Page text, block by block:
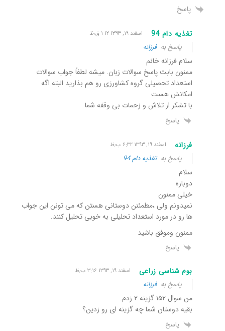
پاسخ
تغذیه دام 94 اسفند ۱۹, ۱۳۹۳ ۱:۱۲ ق٫ظ
پاسخ بهفرزانه
سلام فرزانه خانم
ممنون بابت پاسخ سوالات زبان. میشه لطفاً جواب سوالات
استعداد تحصیلی گروه کشاورزی رو هم بذارید البته اگه
امکانش هست
با تشکر از تلاش و زحمات بی وقفه شما
پاسخ
فرزانه اسفند ۱۹, ۱۳۹۳ ۶:۳۲ ب٫ظ
پاسخ بهتغذیه دام 94
سلام
دوباره
خیلی ممنون
نمیدونم ولی ،مطمئنن دوستانی هستن که می تونن این جواب
ها رو در مورد استعداد تحلیلی به خوبی تحلیل کنند.
ممنون وموفق باشید
پاسخ
بوم شناسی زراعی اسفند ۱۹, ۱۳۹۳ ۳:۱۶ ب٫ظ
پاسخ بهفرزانه
من سوال ۱۵۲ گزینه ۲ زدم.
بقیه دوستان شما چه گزینه ای رو زدین؟
پاسخ